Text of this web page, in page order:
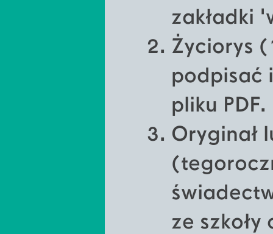
zakładki
Życiorys
podpisać
pliku
Oryginał
ze